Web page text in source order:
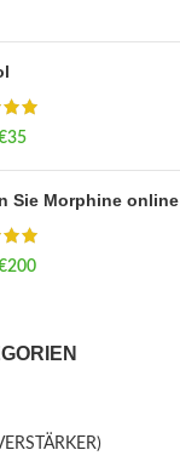
35
Sie Morphine online
200